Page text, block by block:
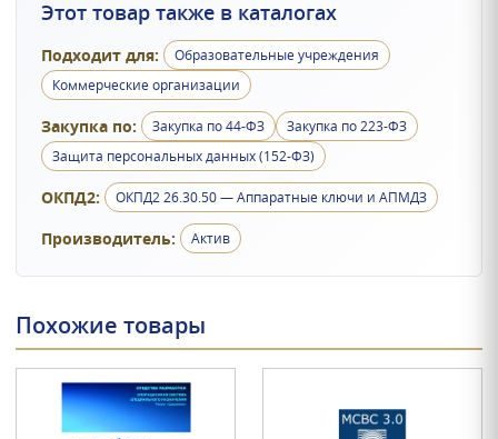
Этот товар также в каталогах
Подходит для:
Образовательные учреждения
Коммерческие организации
Закупка по: Закупка по 44-ФЗ
Закупка по 223-ФЗ
Защита персональных данных (152-ФЗ)
ОКПД2: ОКПД2 26.30.50 — Аппаратные ключи и АПМДЗ
Производитель: Актив
Похожие товары